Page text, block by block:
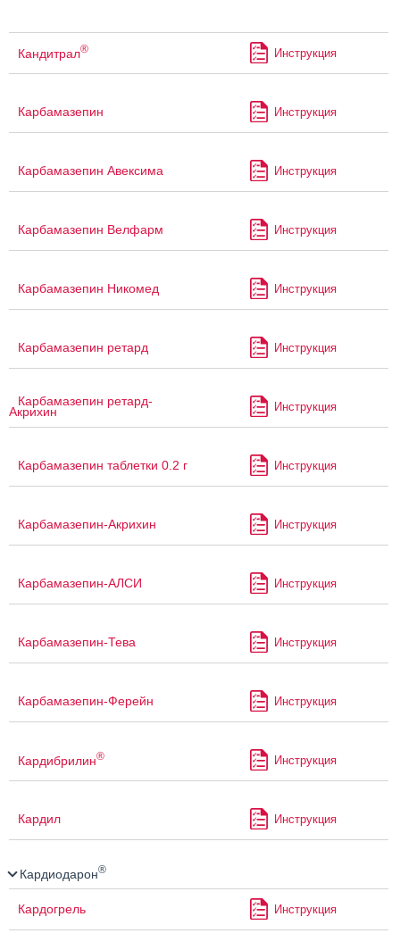
Кандитрал® Инструкция
Карбамазепин Инструкция
Карбамазепин Авексима Инструкция
Карбамазепин Велфарм Инструкция
Карбамазепин Никомед Инструкция
Карбамазепин ретард Инструкция
Карбамазепин ретард-
Акрихин Инструкция
Карбамазепин таблетки 0.2 г Инструкция
Карбамазепин-Акрихин Инструкция
Карбамазепин-АЛСИ Инструкция
Карбамазепин-Тева Инструкция
Карбамазепин-Ферейн Инструкция
Кардибрилин® Инструкция
Кардил Инструкция
Кардиодарон®
Кардогрель Инструкция